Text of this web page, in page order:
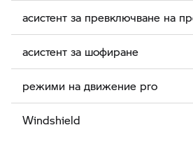
асистент за превключване на
асистент за шофиране
режими на движение pro
Windshield